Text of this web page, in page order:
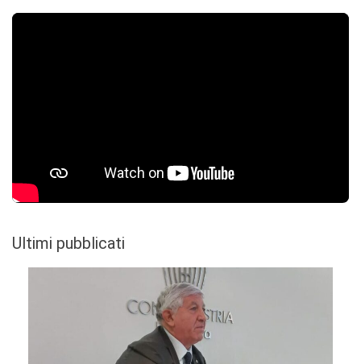
Ultimi pubblicati